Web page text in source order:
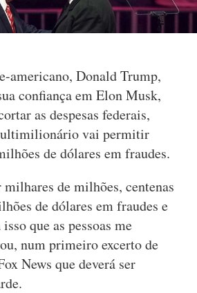
americano, Donald Trump,
confiança em Elon Musk,
as despesas federais,
vai permitir
de dólares em fraudes.
de milhões, centenas
de dólares em fraudes e
que as pessoas me
num primeiro excerto de
News que deverá ser